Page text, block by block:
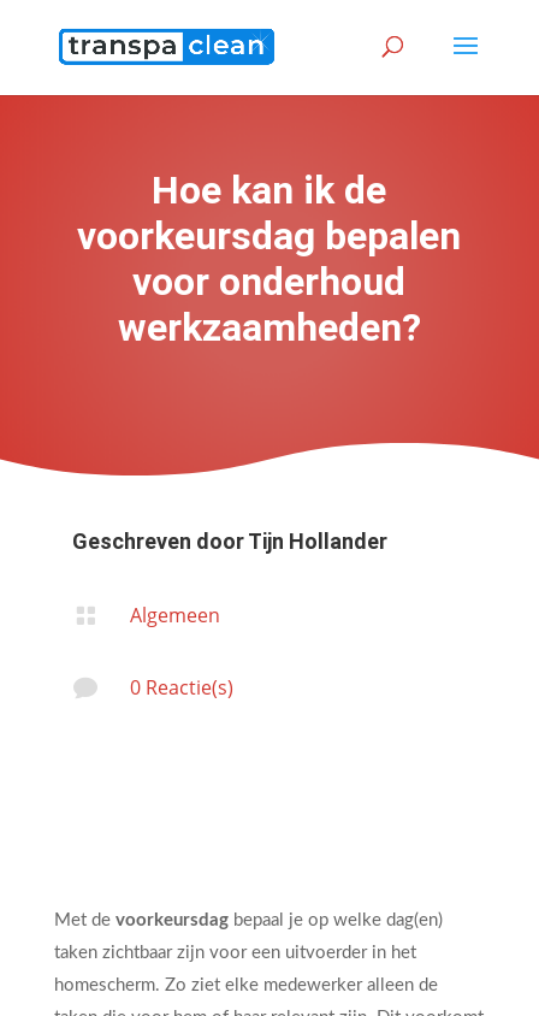
Hoe kan ik de
voorkeursdag bepalen
voor onderhoud
werkzaamheden?
Geschreven doorTijn Hollander
 Algemeen
 0 Reactie(s)
Met de voorkeursdagbepaal je op welke dag(en)
taken zichtbaar zijn voor een uitvoerder in het
homescherm. Zo ziet elke medewerker alleen de